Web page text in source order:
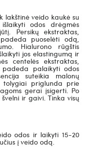
lakštinė veido kaukė su
odos drėgmės
Persikų ekstraktas,
puoselėti odą,
Hialurono rūgštis
jos elastingumą ir
centelės ekstraktas,
padeda palaikyti odos
suteikia malonų
tolygiai priglunda prie
gerai įsigerti. Po
ir gaivi. Tinka visų
odos ir laikyti 15-20
į veido odą.